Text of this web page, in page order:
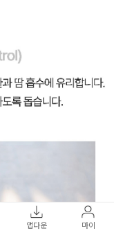
앱다운 마이